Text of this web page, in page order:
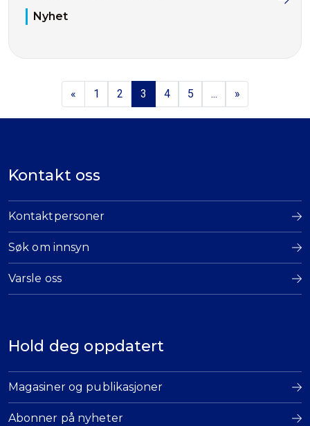
Nyhet
« 1 2 3 4 5 ... »
Kontakt oss
Kontaktpersoner
Søk om innsyn
Varsle oss
Hold deg oppdatert
Magasiner og publikasjoner
Abonner på nyheter